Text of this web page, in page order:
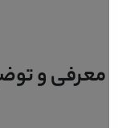
معرفی و